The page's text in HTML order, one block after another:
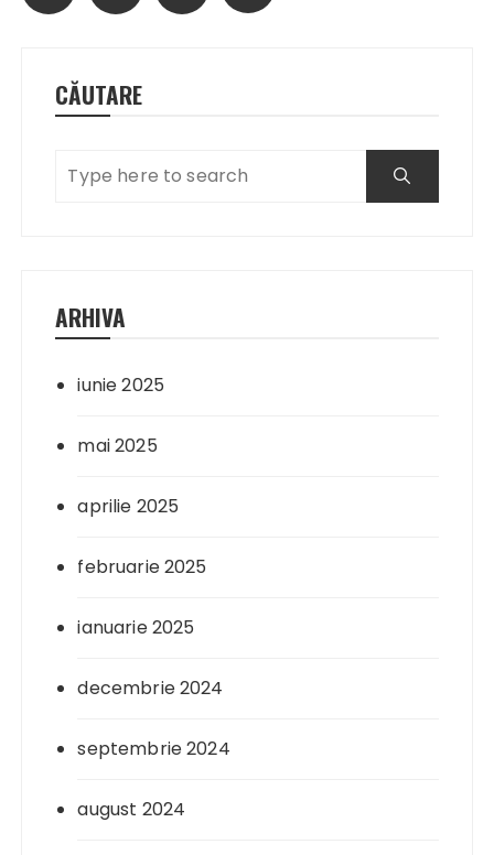
CĂUTARE
ARHIVA
iunie 2025
mai 2025
aprilie 2025
februarie 2025
ianuarie 2025
decembrie 2024
septembrie 2024
august 2024